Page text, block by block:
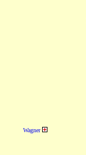
Wagner